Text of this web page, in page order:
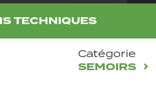
TECHNIQUES
Catégorie
SEMOIRS